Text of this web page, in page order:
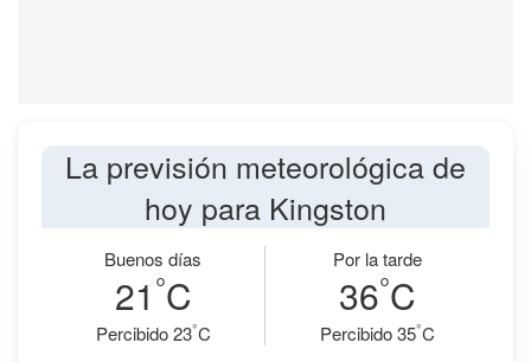
La previsión meteorológica de
hoy para Kingston
Buenos días
21 °C
Percibido 23°C
Por la tarde
36°C
Percibido 35°C